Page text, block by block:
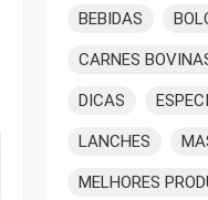
BEBIDAS
CARNES
DICAS
LANCHES
MELHORES